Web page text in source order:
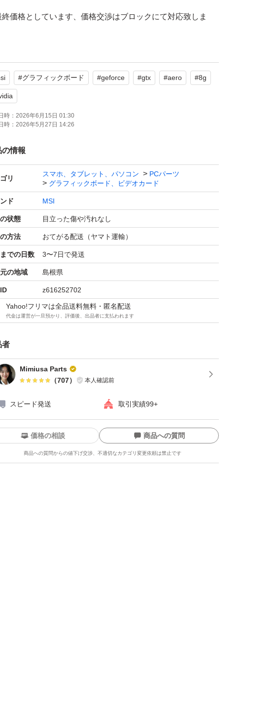
価格としています、価格交渉はブロックにて対応致しま
はi7-7700T MSI z270 メモリ8GB Windows 11 という環境で
、ff14ベンチで意外と滑らかに動くなといった印象。CPU が
少しクロック高ければもう少し良いスコアがでそうですね。
ァレンスなのは好き好きかとは思いますが、静かで良いグラ
最悪売れなかったら、こないだ10400fから10700にしてグラ
1050（笑）から1660（コイル鳴き）にしたサブマシンに付け
かなとも思う…
確認は致しましたが（出力端子もDPのみ確認）中古精密機器
ツで御座いますので、保証は致しかねます。
、発送後のキャンセル返品返金交換はすり替え防止の観点か
りします。
#グラフィックボード #geforce #gtx #aero #8g
時： 2026年6月15日 01:30
時： 2026年5月27日 14:26
の情報
リ
スマホ、タブレット、パソコン
PCパーツ
グラフィックボード、ビデオカード
ド MSI
状態 目立った傷や汚れなし
方法 おてがる配送（ヤマト運輸）
での日数 3〜7日で発送
の地域 島根県
z616252702
Yahoo!フリマは全品送料無料・匿名配送
代金は運営が一旦預かり、評価後、出品者に支払われます
者
Mimiusa Parts
（707） 本人確認前
スピード発送 取引実績99+
付与しています
なユーザーです
せた実績があります
績があります
価格の相談 商品への質問
商品への質問からの値下げ交渉、不適切なカテゴリ変更依頼は禁止です